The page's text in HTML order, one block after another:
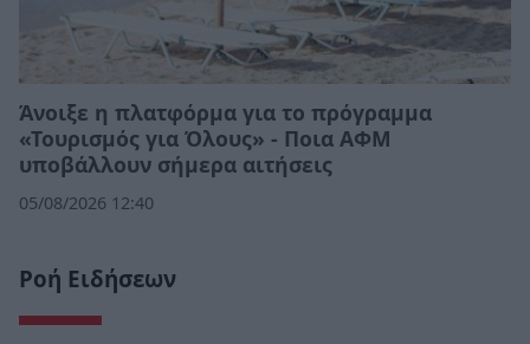
Άνοιξε η πλατφόρμα για το πρόγραμμα
«Τουρισμός για Όλους» - Ποια ΑΦΜ
υποβάλλουν σήμερα αιτήσεις
05/08/2026 12:40
Ροή Ειδήσεων